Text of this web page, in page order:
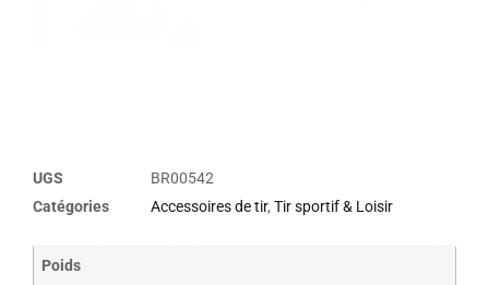
UGS
BR00542
Catégories
Accessoires de tir, Tir sportif & Loisir
Poids